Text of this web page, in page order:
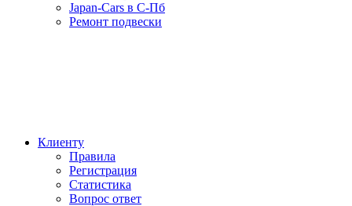
Japan-Cars в С-Пб
Ремонт подвески
Клиенту
Правила
Регистрация
Статистика
Вопрос ответ